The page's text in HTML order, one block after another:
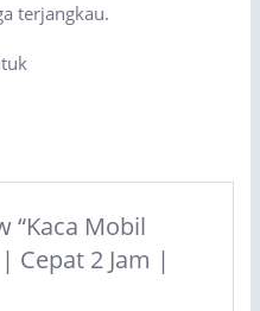
terjangkau.
“Kaca Mobil
Cepat 2 Jam |